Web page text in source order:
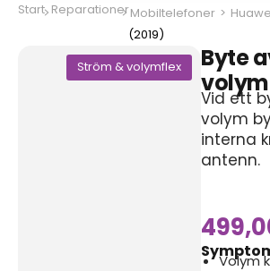
Start ReparationerMobiltelefoner >
(2019)
Ström & volymflex
Byte
volym
Vid ett
volym
interna
antenn.
Volym